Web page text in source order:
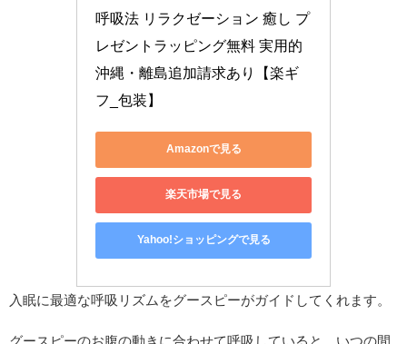
呼吸法 リラクゼーション 癒し プ
レゼントラッピング無料 実用的
沖縄・離島追加請求あり【楽ギ
フ_包装】
Amazonで見る
楽天市場で見る
Yahoo!ショッピングで見る
入眠に最適な呼吸リズムをグースピーがガイドしてくれます。
グースピーのお腹の動きに合わせて呼吸していると、いつの間